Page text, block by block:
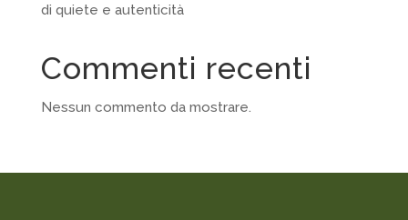
di quiete e autenticità
Commenti recenti
Nessun commento da mostrare.